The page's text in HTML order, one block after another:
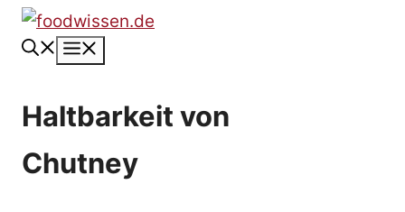
Zum
Inhalt
Haltbarkeit von
Chutney